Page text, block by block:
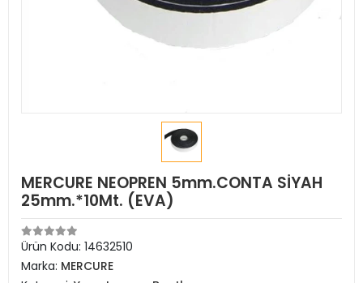
MERCURE NEOPREN 5mm.CONTA SİYAH
25mm.*10Mt. (EVA)
Ürün Kodu: 14632510
Marka: MERCURE